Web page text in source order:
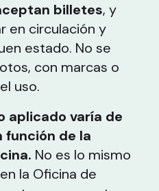
billetes, y
en circulación y
estado. No se
con marcas o
uso.
aplicado varía de
función de la
No es lo mismo
la Oficina de